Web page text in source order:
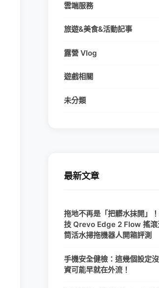
雲端服務
旅遊&美食&活動記事
露營 Vlog
遊戲相關
未分類
最新文章
拖地不再是「把髒水抹開」
技 Qrevo Edge 2 Flow 搖滾
筒活水掃拖機器人開箱評測
手機安全健檢：這幾個設定
資可能早就在外流！